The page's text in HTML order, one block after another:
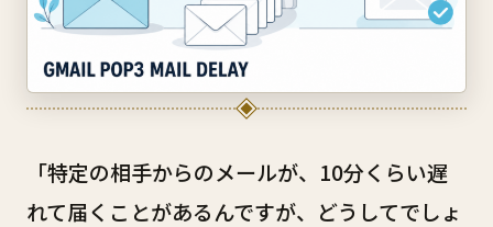
「特定の相手からのメールが、10分くらい遅
れて届くことがあるんですが、どうしてでしょ